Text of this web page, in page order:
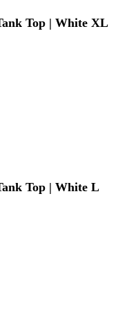
Top | White XL
Top | White L